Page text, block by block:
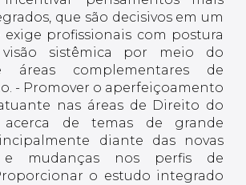
que são decisivos em um
exige profissionais com postura
sistêmica por meio do
áreas complementares de
- Promover o aperfeiçoamento
nas áreas de Direito do
acerca de temas de grande
diante das novas
e mudanças nos perfis de
o estudo integrado